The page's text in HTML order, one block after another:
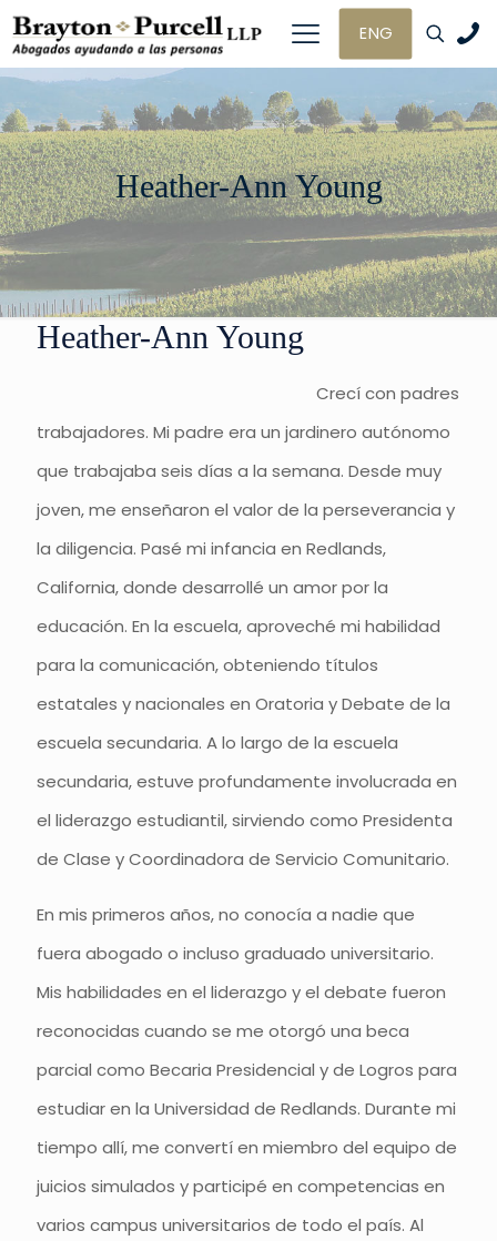
ENG
Heather-Ann Young
Heather-Ann Young
Crecí con padres
trabajadores. Mi padre era un jardinero autónomo
que trabajaba seis días a la semana. Desde muy
joven, me enseñaron el valor de la perseverancia y
la diligencia. Pasé mi infancia en Redlands,
California, donde desarrollé un amor por la
educación. En la escuela, aproveché mi habilidad
para la comunicación, obteniendo títulos
estatales y nacionales en Oratoria y Debate de la
escuela secundaria. A lo largo de la escuela
secundaria, estuve profundamente involucrada en
el liderazgo estudiantil, sirviendo como Presidenta
de Clase y Coordinadora de Servicio Comunitario.
En mis primeros años, no conocía a nadie que
fuera abogado o incluso graduado universitario.
Mis habilidades en el liderazgo y el debate fueron
reconocidas cuando se me otorgó una beca
parcial como Becaria Presidencial y de Logros para
estudiar en la Universidad de Redlands. Durante mi
tiempo allí, me convertí en miembro del equipo de
juicios simulados y participé en competencias en
varios campus universitarios de todo el país. Al